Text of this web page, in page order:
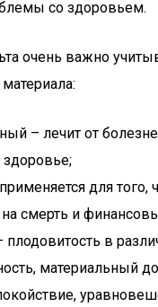
со здоровьем.
очень важно
– лечит от
здоровье;
для того,
смерть и
в
материальный